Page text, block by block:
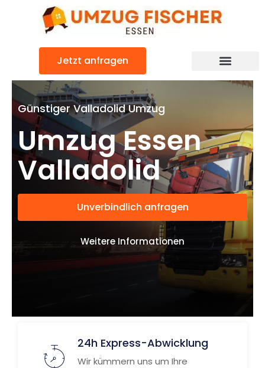
Jetzt anfragen
Günstiger Valladolid Umzug
Umzug Essen
Valladolid
Unverbindlich anfragen
Weitere Informationen
24h Express-Abwicklung
Wir kümmern uns um Ihre